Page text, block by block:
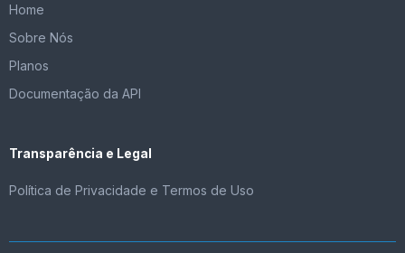
Home
Sobre Nós
Planos
Documentação da API
Transparência e Legal
Política de Privacidade e Termos de Uso